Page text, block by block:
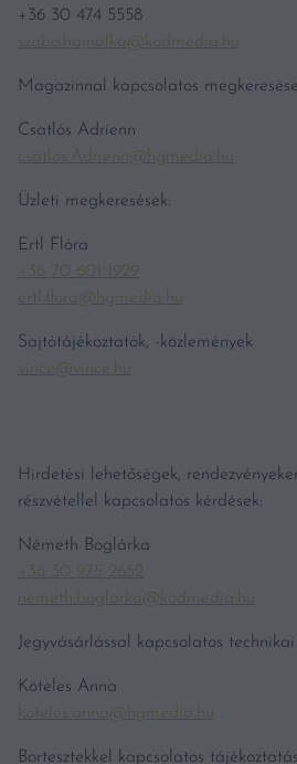
+36 30 474 5558
szabo.hajnalka@kodmedia.hu
Magazinnal kapcsolatos
Csatlós Adrienn
csatlos.Adrienn@hgmedia.hu
Üzleti megkeresések:
Ertl Flóra
+36 70 601 1929
ertl.flora@hgmedia.hu
Sajtótájékoztatók, -közlemények
vince@vince.hu
Hirdetési lehetőségek,
részvétellel kapcsolatos kérdések:
Németh Boglárka
+36 30 975 2652
nemeth.boglarka@kodmedia.hu
Jegyvásárlással kapcsolatos
Köteles Anna
koteles.anna@hgmedia.hu
Bortesztekkel kapcsolatos tájékoztatás